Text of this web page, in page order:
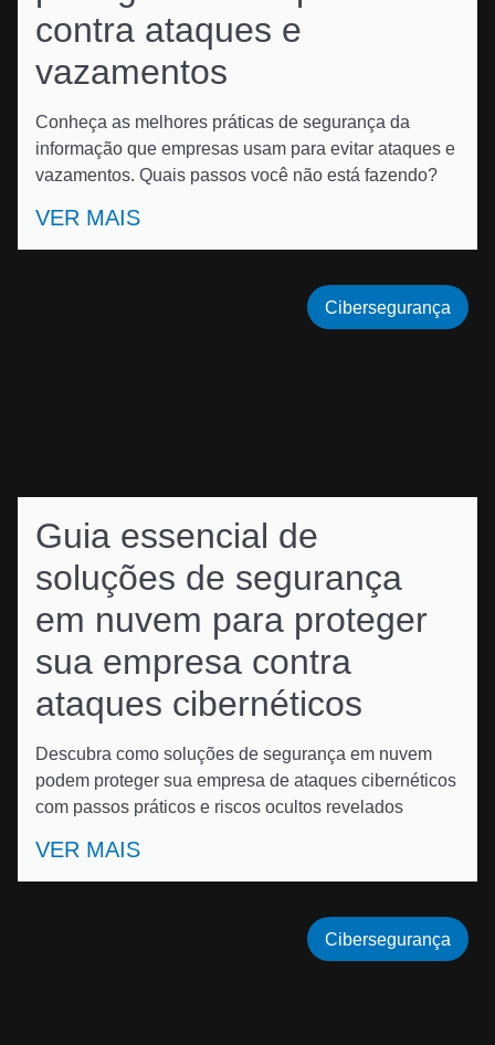
contra ataques e
vazamentos
Conheça as melhores práticas de segurança da
informação que empresas usam para evitar ataques e
vazamentos. Quais passos você não está fazendo?
VER MAIS
Guia essencial de
soluções de segurança
em nuvem para proteger
sua empresa contra
ataques cibernéticos
Descubra como soluções de segurança em nuvem
podem proteger sua empresa de ataques cibernéticos
com passos práticos e riscos ocultos revelados
VER MAIS
Cibersegurança
Cibersegurança